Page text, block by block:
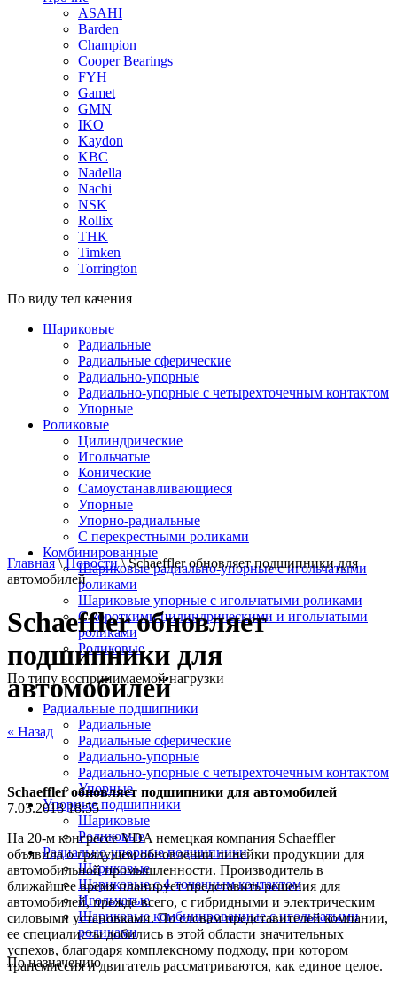
ASAHI
Barden
Champion
Cooper Bearings
FYH
Gamet
GMN
IKO
Kaydon
KBC
Nadella
Nachi
NSK
Rollix
THK
Timken
Torrington
По виду тел качения
Шариковые
Радиальные
Радиальные сферические
Радиально-упорные
Радиально-упорные с четырехточечным контактом
Упорные
Роликовые
Цилиндрические
Игольчатые
Конические
Самоустанавливающиеся
Упорные
Упорно-радиальные
C перекрестными роликами
Комбинированные
Шариковые радиально-упорные с игольчатыми
роликами
Шариковые упорные с игольчатыми роликами
С короткими цилиндрическими и игольчатыми
роликами
Роликовые
По типу воспринимаемой нагрузки
Радиальные подшипники
Радиальные
Радиальные сферические
Радиально-упорные
Радиально-упорные с четырехточечным контактом
Упорные
Упорные подшипники
Шариковые
Роликовые
Радиально-упорные подшипники
Шариковые
Шариковые с 4-точечным контактом
Игольчатые
Шариковые комбинированные с игольчатыми
роликами
По назначению
Главная\Новости\ Schaeffler обновляет подшипники для
автомобилей
Schaeffler обновляет
подшипники для
автомобилей
« Назад
Schaeffler обновляет подшипники для автомобилей
7.03.2018 18:55
На 20-м конгрессе VDA немецкая компания Schaeffler
объявила о грядущем обновлении линейки продукции для
автомобильной промышленности. Производитель в
ближайшее время планирует представить решения для
автомобилей, прежде всего, с гибридными и электрическим
силовыми установками. По словам представителей компании,
ее специалисты добились в этой области значительных
успехов, благодаря комплексному подходу, при котором
трансмиссия и двигатель рассматриваются, как единое целое.